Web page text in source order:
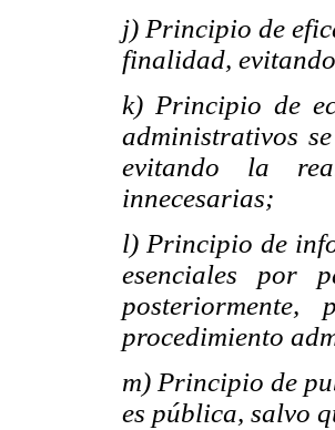
j) Principio de
finalidad,
k) Principio de
administrativos
evitando la
innecesarias;
l) Principio de
esenciales por
procedimiento
m) Principio de
es pública, salvo